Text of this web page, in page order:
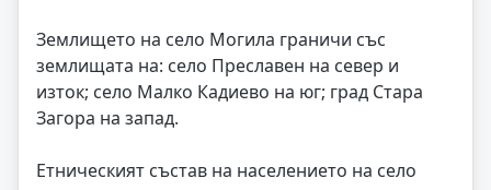
Землището на село Могила граничи със
землищата на: село Преславен на север и
изток; село Малко Кадиево на юг; град Стара
Загора на запад.
Етническият състав на населението на село